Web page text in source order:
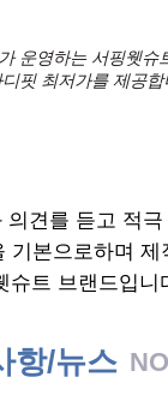
운영하는 서핑웻
핏 최저가를 제공합
의견를 듣고 적
기본으로하며
슈트 브랜드입니
항/뉴스